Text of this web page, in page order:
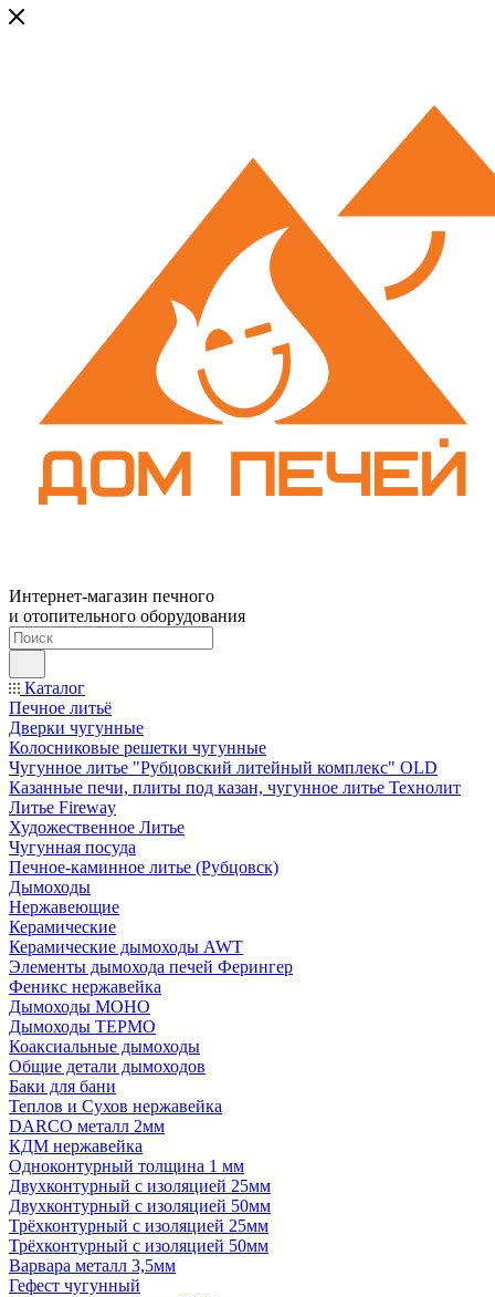
Интернет-магазин печного
и отопительного оборудования
Каталог
Печное литьё
Дверки чугунные
Колосниковые решетки чугунные
Чугунное литье "Рубцовский литейный комплекс" OLD
Казанные печи, плиты под казан, чугунное литье Технолит
Литье Fireway
Художественное Литье
Чугунная посуда
Печное-каминное литье (Рубцовск)
Дымоходы
Нержавеющие
Керамические
Керамические дымоходы AWT
Элементы дымохода печей Ферингер
Феникс нержавейка
Дымоходы МОНО
Дымоходы ТЕРМО
Коаксиальные дымоходы
Общие детали дымоходов
Баки для бани
Теплов и Сухов нержавейка
DARCO металл 2мм
КДМ нержавейка
Одноконтурный толщина 1 мм
Двухконтурный с изоляцией 25мм
Двухконтурный с изоляцией 50мм
Трёхконтурный с изоляцией 25мм
Трёхконтурный с изоляцией 50мм
Варвара металл 3,5мм
Гефест чугунный